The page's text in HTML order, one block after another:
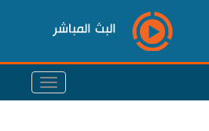
البث المباشر